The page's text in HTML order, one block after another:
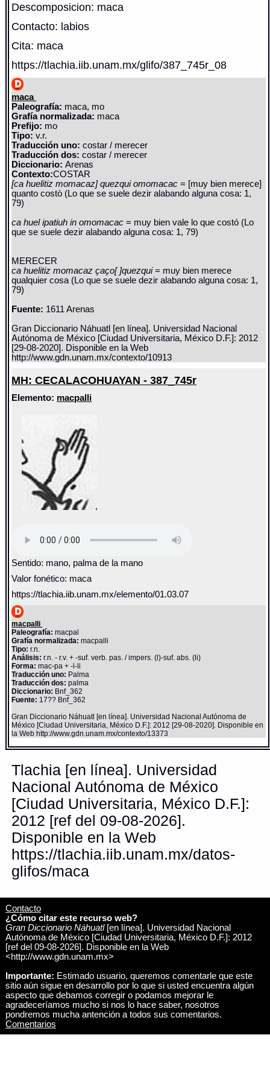
Descomposicion: maca
Contacto: labios
Cita: maca
https://tlachia.iib.unam.mx/glifo/387_745r_08
maca
Paleografía: maca, mo
Grafía normalizada: maca
Prefijo: mo
Tipo: v.r.
Traducción uno: costar / merecer
Traducción dos: costar / merecer
Diccionario:Arenas
Contexto:COSTAR
[ca huelitiz momacaz] quezqui omomacac= [muy bien merece]
quanto costò (Lo que se suele dezir alabando alguna cosa: 1,
79)
ca huel ipatiuh in omomacac= muy bien vale lo que costó (Lo
que se suele dezir alabando alguna cosa: 1, 79)
MERECER
ca huelitiz momacaz çaço[ ]quezqui= muy bien merece
qualquier cosa (Lo que se suele dezir alabando alguna cosa: 1,
79)
Fuente: 1611 Arenas
Gran Diccionario Náhuatl [en línea]. Universidad Nacional
Autónoma de México [Ciudad Universitaria, México D.F.]: 2012
[29-08-2020]. Disponible en la Web
http://www.gdn.unam.mx/contexto/10913
MH: CECALACOHUAYAN - 387_745r
Elemento: macpalli
Sentido: mano, palma de la mano
Valor fonético: maca
https://tlachia.iib.unam.mx/elemento/01.03.07
macpalli
Paleografía: macpal
Grafía normalizada: macpalli
Tipo: r.n.
Análisis: r.n. - r.v. + -suf. verb. pas. / impers. (l)-suf. abs. (li)
Forma: mac-pa + -l-li
Traducción uno: Palma
Traducción dos: palma
Diccionario: Bnf_362
Fuente: 17?? Bnf_362
Gran Diccionario Náhuatl [en línea]. Universidad Nacional Autónoma de
México [Ciudad Universitaria, México D.F.]: 2012 [29-08-2020]. Disponible en
la Web http://www.gdn.unam.mx/contexto/13373
Tlachia [en línea]. Universidad
Nacional Autónoma de México
[Ciudad Universitaria, México D.F.]:
2012 [ref del 09-08-2026].
Disponible en la Web
https://tlachia.iib.unam.mx/datos-
glifos/maca
Contacto
¿Cómo citar este recurso web?
Gran Diccionario Náhuatl[en línea]. Universidad Nacional
Autónoma de México [Ciudad Universitaria, México D.F.]: 2012
[ref del 09-08-2026]. Disponible en la Web
<http://www.gdn.unam.mx>
Importante: Estimado usuario, queremos comentarle que este
sitio aún sigue en desarrollo por lo que si usted encuentra algún
aspecto que debamos corregir o podamos mejorar le
agradeceríamos mucho si nos lo hace saber, nosotros
pondremos mucha antención a todos sus comentarios.
Comentarios